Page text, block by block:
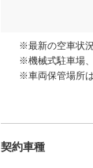
※最新の空車状
※機械式駐車場
※車両保管場所
契約車種